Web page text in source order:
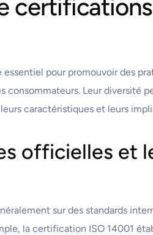
pour promouvoir des
consommateurs. Leur diversité
caractéristiques et leurs
officielles et
sur des standards
la certification ISO 14001